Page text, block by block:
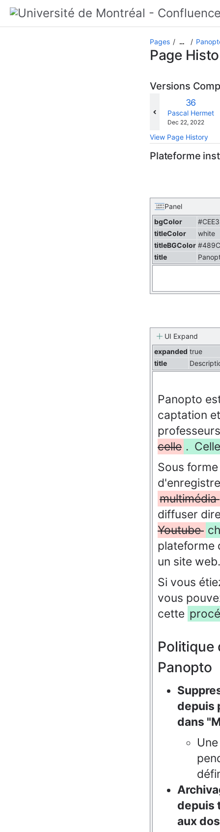
Pages …
Page
Versions
Old
Version
36
Pascal Hermet
Saved
Dec 22, 2022
View Page History
Plateforme
Panel
bgColor
titleColor
white
titleBGColor
title
UI Expand
expanded true
title
Panopto
captation
celle . Celle
Sous
multimédia
diffuser
Youtube
plateforme
un site web.
Si vous
vous
cette
Politique
Panopto
depuis
dans
depuis
aux